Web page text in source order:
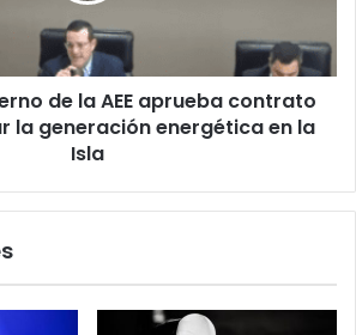
de la AEE aprueba contrato
la generación energética en la
Isla